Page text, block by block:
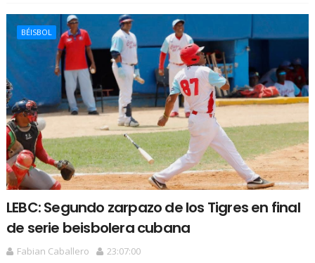
BÉISBOL
LEBC: Segundo zarpazo de los Tigres en final
de serie beisbolera cubana
Fabian Caballero
23:07:00